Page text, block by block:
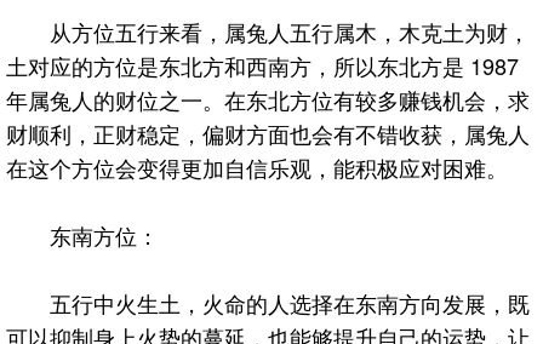
从方位五行来看，属兔人五行属木，木克土为财，
土对应的方位是东北方和西南方，所以东北方是 1987
年属兔人的财位之一。在东北方位有较多赚钱机会，求
财顺利，正财稳定，偏财方面也会有不错收获，属兔人
在这个方位会变得更加自信乐观，能积极应对困难。
东南方位：
五行中火生土，火命的人选择在东南方向发展，既
可以抑制身上火势的蔓延，也能够提升自己的运势，让